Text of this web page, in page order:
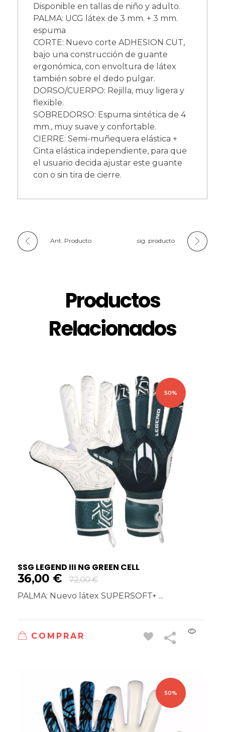
Disponible en tallas de niño y adulto.
PALMA: UCG látex de 3 mm. + 3 mm.
espuma
CORTE: Nuevo corte ADHESION CUT,
bajo una construcción de guante
ergonómica, con envoltura de látex
también sobre el dedo pulgar.
DORSO/CUERPO: Rejilla, muy ligera y
flexible.
SOBREDORSO: Espuma sintética de 4
mm., muy suave y confortable.
CIERRE: Semi-muñequera elástica +
Cinta elástica independiente, para que
el usuario decida ajustar este guante
con o sin tira de cierre.
Ant. Producto sig. producto
Productos
Relacionados
50%
SSG LEGEND III NG GREEN CELL
36,00 € 72,00€
PALMA: Nuevo látex SUPERSOFT+ ...
COMPRAR
50%